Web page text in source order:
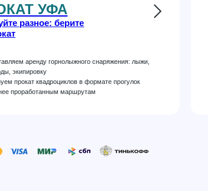
УФА
разное: берите
аренду горнолыжного снаряжения: лыжи,
экипировку
прокат квадроциклов в формате прогулок
проработанным маршрутам